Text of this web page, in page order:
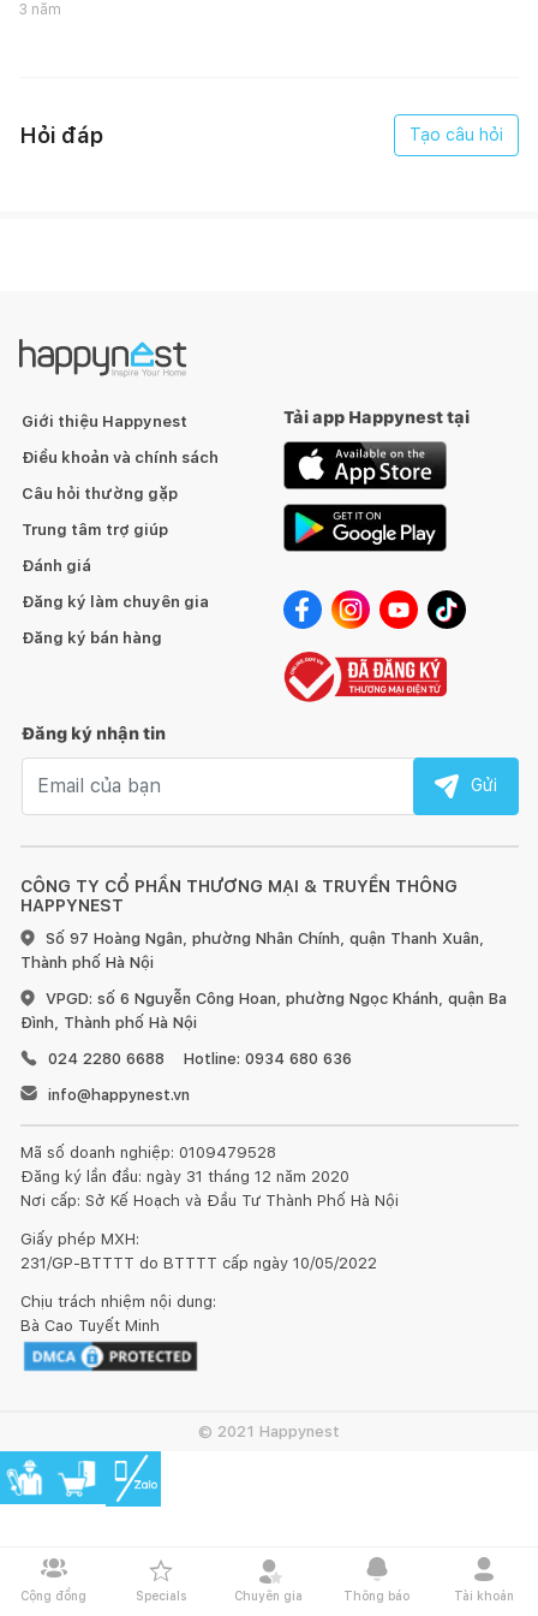
Cộng đồng Specials Chuyên gia Thông báo Tài khoản
Với thiết kế cấu trúc hình giọt nước ở lòng giặt, cho phép sự
tạm dừng chu trình chạy và bỏ đồ cần giặt vào, rồi ấn tiếp tục.
nước trong lồng quá cao)
Tính năng tạm dừng tiện lợi của Máy Giặt Bosch
WAX32M40SG Series 8 (ảnh minh họa)
Thành 2 bên của Máy Giặt Bosch WAX32M40SG Series 8 được
thiết kế không chỉ mang tính thẩm mỹ cao mà còn có công
dụng chống ồn và cực kỳ bền bỉ. Cho phép thiết bị hoạt động
êm ái ngay cả trong quá trình vắt.
Bosch WAX32M40SG Series 8
Nhắc vệ sinh lồng giặt
đừng lo, thiết bị sẽ nhắc nhở bạn điều này, giúp bền bỉ, tăng
tuổi thọ của thiết bị.
Mặt sau của Máy Giặt Bosch WAX32M40SG Series 8
Động cơ không chổi than bền bỉ, yên lặng và hiệu quả
Động cơ EcoSilence hoạt động không chổi than (bàn chải),
máy giặt Bosch mang đến khả năng vận hành cực kỳ êm ái và
bền bỉ, không gây tiếng động ồn ào khó chịu. Hơn nữa, động
cơ này còn giúp máy hoạt động hiệu quả nhưng vẫn tiết kiệm
điện năng hiệu quả.
Máy Giặt Bosch WAX32M40SG Series 8 hoạt động siêu yên
tĩnh
Hệ thống tự động làm sạch Auto Antistain
Điều chỉnh nhiệt độ nước, tốc độ và nhịp giặt cùng với bột
3 năm
Hỏi đáp Tạo câu hỏi
CÔNG TY CỔ PHẦN THƯƠNG MẠI & TRUYỀN THÔNG
HAPPYNEST
Số 97 Hoàng Ngân, phường Nhân Chính, quận Thanh Xuân,
Thành phố Hà Nội
VPGD: số 6 Nguyễn Công Hoan, phường Ngọc Khánh, quận Ba
Đình, Thành phố Hà Nội
024 2280 6688
Hotline: 0934 680 636
info@happynest.vn
Mã số doanh nghiệp: 0109479528
Đăng ký lần đầu: ngày 31 tháng 12 năm 2020
Nơi cấp: Sở Kế Hoạch và Đầu Tư Thành Phố Hà Nội
Giấy phép MXH:
231/GP-BTTTT do BTTTT cấp ngày 10/05/2022
Chịu trách nhiệm nội dung:
Bà Cao Tuyết Minh
Giới thiệu Happynest
Điều khoản và chính sách
Câu hỏi thường gặp
Trung tâm trợ giúp
Đánh giá
Đăng ký làm chuyên gia
Đăng ký bán hàng
Tải app Happynest tại
Đăng ký nhận tin
Gửi
© 2021 Happynest